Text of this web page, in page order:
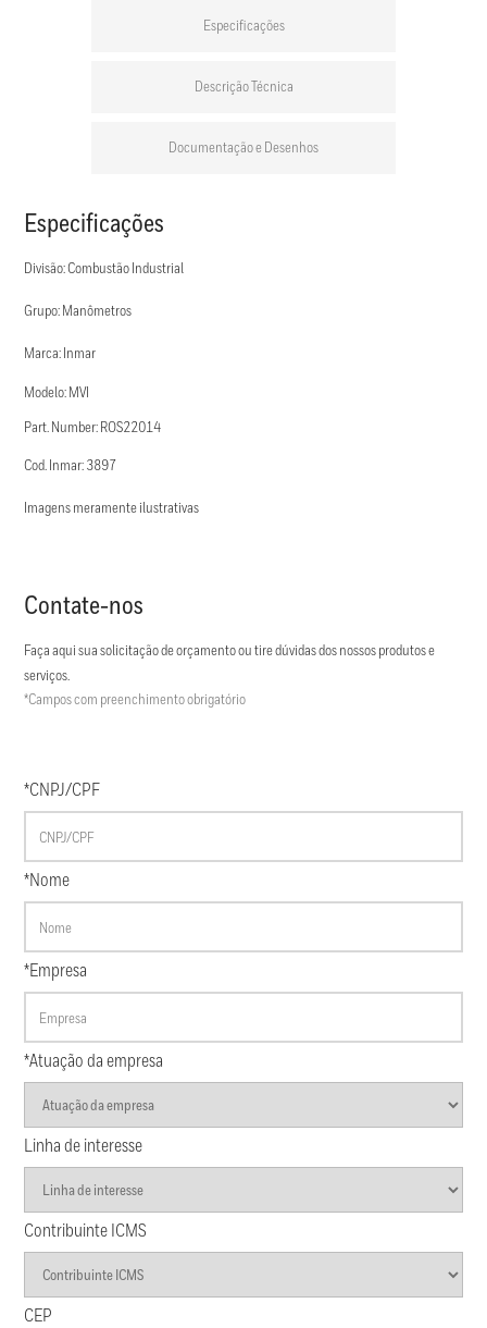
Especificações
Descrição Técnica
Documentação e Desenhos
Especificações
Divisão: Combustão Industrial
Grupo: Manômetros
Marca: Inmar
Modelo: MVI
Part. Number: ROS22014
Cod. Inmar: 3897
Imagens meramente ilustrativas
Contate-nos
Faça aqui sua solicitação de orçamento ou tire dúvidas dos nossos produtos e
serviços.
*Campos com preenchimento obrigatório
*CNPJ/CPF
*Nome
*Empresa
*Atuação da empresa
Linha de interesse
Contribuinte ICMS
CEP